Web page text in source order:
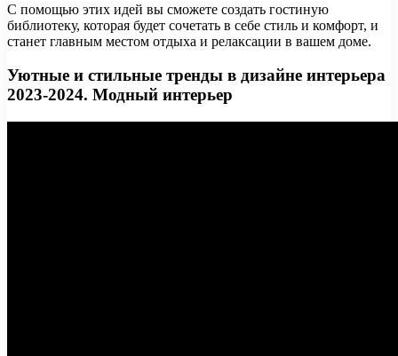
С помощью этих идей вы сможете создать гостиную
библиотеку, которая будет сочетать в себе стиль и комфорт, и
станет главным местом отдыха и релаксации в вашем доме.
Уютные и стильные тренды в дизайне интерьера
2023-2024. Модный интерьер